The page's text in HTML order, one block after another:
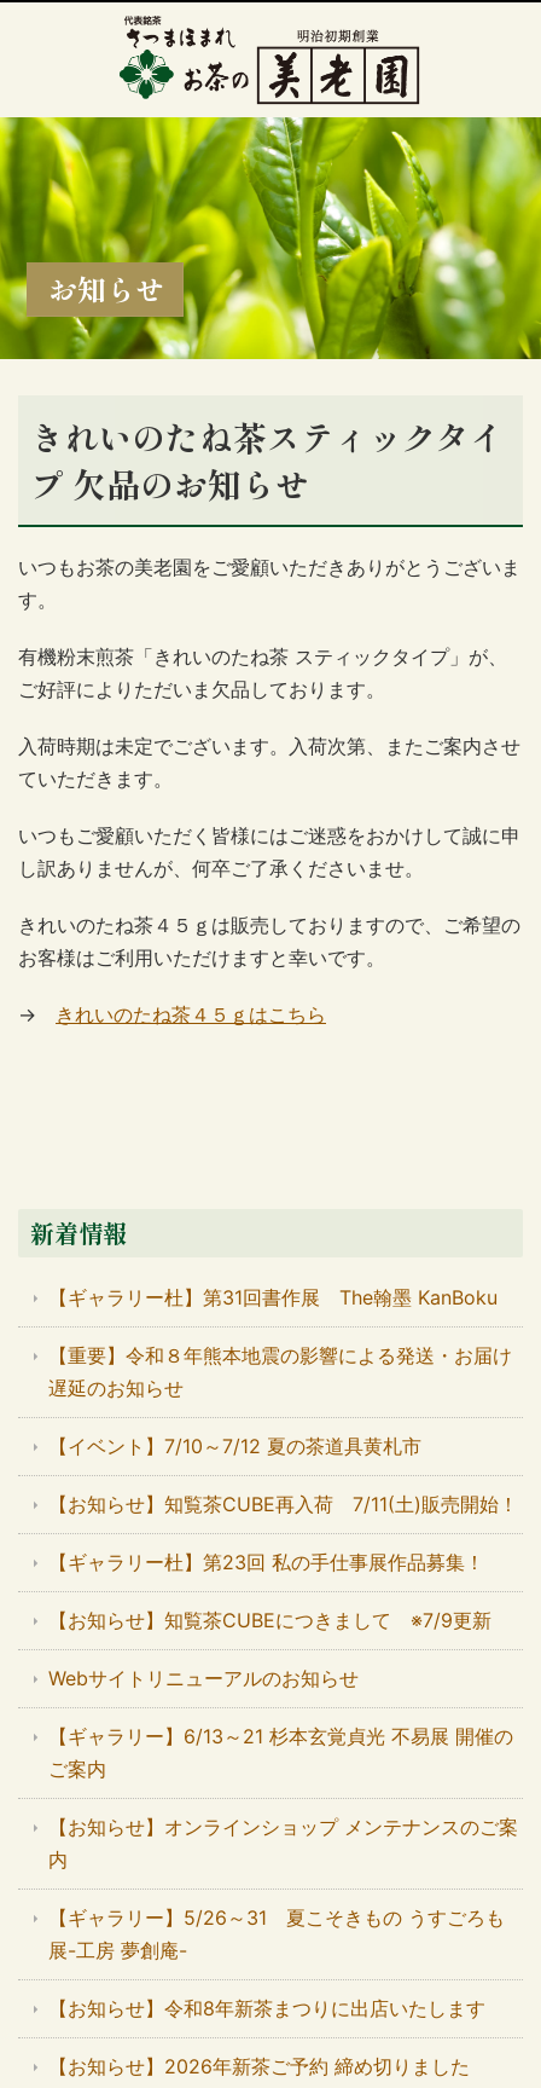
お知らせ
きれいのたね茶スティックタイ
プ 欠品のお知らせ
いつもお茶の美老園をご愛顧いただきありがとうございま
す。
有機粉末煎茶「きれいのたね茶 スティックタイプ」が、
ご好評によりただいま欠品しております。
入荷時期は未定でございます。入荷次第、またご案内させ
ていただきます。
いつもご愛顧いただく皆様にはご迷惑をおかけして誠に申
し訳ありませんが、何卒ご了承くださいませ。
きれいのたね茶４５ｇは販売しておりますので、ご希望の
お客様はご利用いただけますと幸いです。
→ きれいのたね茶４５ｇはこちら
新着情報
【ギャラリー杜】第31回書作展 The翰墨 KanBoku
【重要】令和８年熊本地震の影響による発送・お届け
遅延のお知らせ
【イベント】7/10～7/12 夏の茶道具黄札市
【お知らせ】知覧茶CUBE再入荷 7/11(土)販売開始！
【ギャラリー杜】第23回 私の手仕事展作品募集！
【お知らせ】知覧茶CUBEにつきまして ※7/9更新
Webサイトリニューアルのお知らせ
【ギャラリー】6/13～21 杉本玄覚貞光 不易展 開催の
ご案内
【お知らせ】オンラインショップ メンテナンスのご案
内
【ギャラリー】5/26～31 夏こそきもの うすごろも
展-工房 夢創庵-
【お知らせ】令和8年新茶まつりに出店いたします
【お知らせ】2026年新茶ご予約 締め切りました